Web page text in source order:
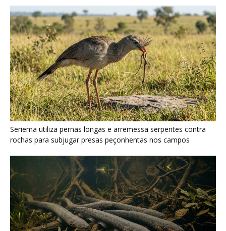
Poraquê sincroniza descargas elétricas em grupo para
amplificar campo elétrico e atordoar cardumes de peixes
maiores na Amazônia